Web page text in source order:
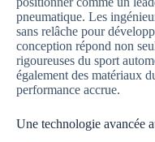
pneumatique. Les
sans relâche pour
conception répond non
rigoureuses du sport
également des matériaux
performance accrue.
Une technologie avancée